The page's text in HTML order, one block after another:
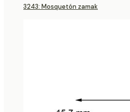
3243: Mosquetón zamak